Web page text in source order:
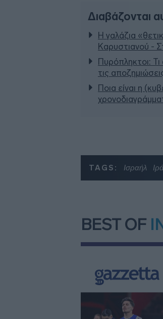
Διαβάζονται
Η γαλάζια
Καρυστιανού -
Πυρόπληκτοι: Τι
τις
Ποια είναι η
TAGS: Ισραήλ
BEST OF